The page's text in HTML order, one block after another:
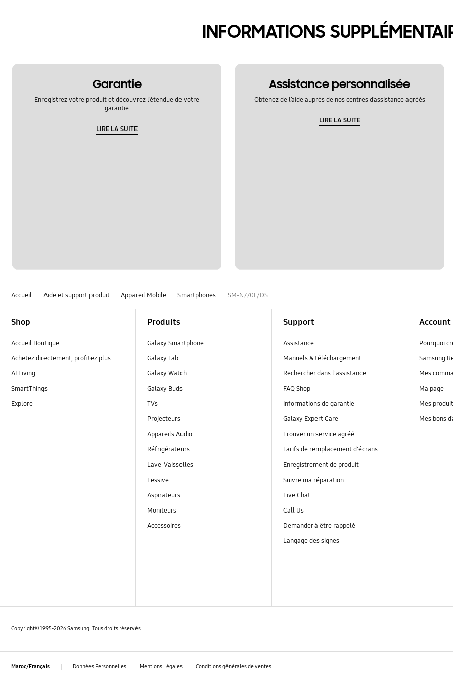
INFORMATIONS
Garantie
Enregistrez votre produit et découvrez l’étendue de votre
garantie
LIRE LA SUITE
Assistance personnalisée
Obtenez de l’aide auprès de nos centres d’assistance agréés
LIRE LA SUITE
Accueil Aide et support produit Appareil Mobile Smartphones SM-N770F/DS
Shop
Accueil Boutique
Achetez directement, profitez plus
AI Living
SmartThings
Explore
Produits
Galaxy Smartphone
Galaxy Tab
Galaxy Watch
Galaxy Buds
TVs
Projecteurs
Appareils Audio
Réfrigérateurs
Lave-Vaisselles
Lessive
Aspirateurs
Moniteurs
Accessoires
Support
Assistance
Manuels & téléchargement
Rechercher dans l'assistance
FAQ Shop
Informations de garantie
Galaxy Expert Care
Trouver un service agréé
Tarifs de remplacement d'écrans
Enregistrement de produit
Suivre ma réparation
Live Chat
Call Us
Demander à être rappelé
Langage des signes
Account
Pourquoi
Samsung
Mes
Ma page
Mes
Mes bons
Copyright© 1995-2026 Samsung. Tous droits réservés.
Maroc/Français Données Personnelles Mentions Légales Conditions générales de ventes